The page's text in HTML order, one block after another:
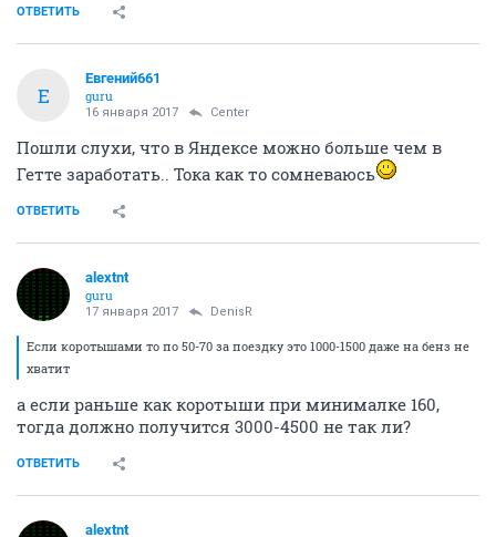
ОТВЕТИТЬ
Е
Евгений661
guru
16 января 2017 Center
Пошли слухи, что в Яндексе можно больше чем в
Гетте заработать.. Тока как то сомневаюсь
ОТВЕТИТЬ
alextnt
guru
17 января 2017 DenisR
Если коротышами то по 50-70 за поездку это 1000-1500 даже на бенз не
хватит
а если раньше как коротыши при минималке 160,
тогда должно получится 3000-4500 не так ли?
ОТВЕТИТЬ
alextnt